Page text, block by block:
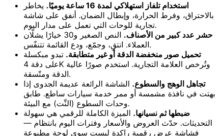
استخدام تلفاز استهلاكي لمدة 16 ساعة يوميًا.
يخاطر
بالاحتراق، وفرط الحرارة، وإبطال الضمان. أنفق على شاشة
تجارية للوحات التي تعمل على مدار اليوم.
حشر عدد كبير من الأصناف.
النص الصغير و30 خيارًا يشلّان
العملاء. انتقِ، وجمّع، ودع القائمة تتنفّس.
تحميل صور منخفضة الدقة أو غير متطابقة. تبدو مبكسلة
على دقة 4K وتُرخص العلامة التجارية. استخدم صورًا عالية
الدقة ومتّسقة.
تجاهل الوهج والسطوع. الشاشة الرائعة عديمة الجدوى إذا
بهتت في نافذة مشمسة أو ممر خدمة سيارات ساطع. طابق
وحدات السطوع (النِّت) مع البيئة.
ضبطها ثم نسيانها. الميزة الكاملة للرقمي هي سهولة
التحديثات. حدّث العروض والأسعار وفترات اليوم بانتظام —
فشاشة عرض رقمية راكدة ليست سوى لوحة مطبوعة